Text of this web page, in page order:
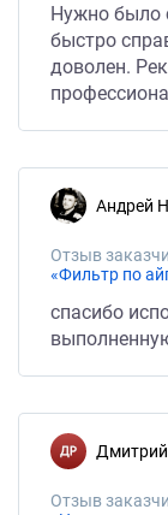
Нужно было
быстро
доволен.
Андрей
Отзыв
«Фильтр по
спасибо
Отзыв